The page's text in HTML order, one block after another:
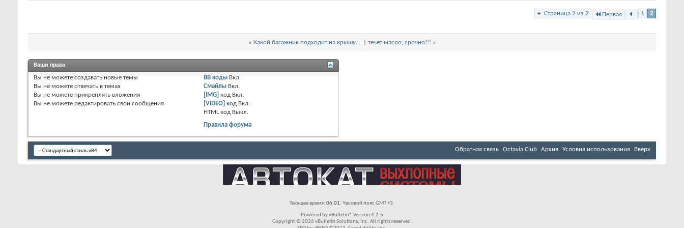
Страница 2 из 2 Первая 1 2
« Какой багажник подходит на крышу....| течет масло, срочно!!! »
Ваши права
Вы не можете создавать новые темы
Вы не можете отвечать в темах
Вы не можете прикреплять вложения
Вы не можете редактировать свои сообщения
BB коды Вкл.
Смайлы Вкл.
[IMG] код Вкл.
[VIDEO] код Вкл.
HTML код Выкл.
Правила форума
Обратная связь Octavia Club Архив Условия использования Вверх
Текущее время: 06:01. Часовой пояс GMT +3.
Powered by vBulletin® Version 4.2.5
Copyright © 2026 vBulletin Solutions, Inc. All rights reserved.